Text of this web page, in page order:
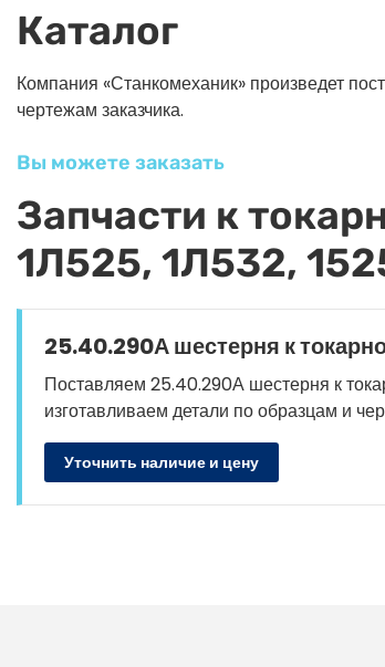
Каталог
Компания «Станкомеханик» произведет
чертежам заказчика.
Вы можете заказать
Запчасти к
1Л525, 1Л532,
25.40.290А шестерня к
Поставляем 25.40.290А шестерня к
изготавливаем детали по образцам и
Уточнить наличие и цену